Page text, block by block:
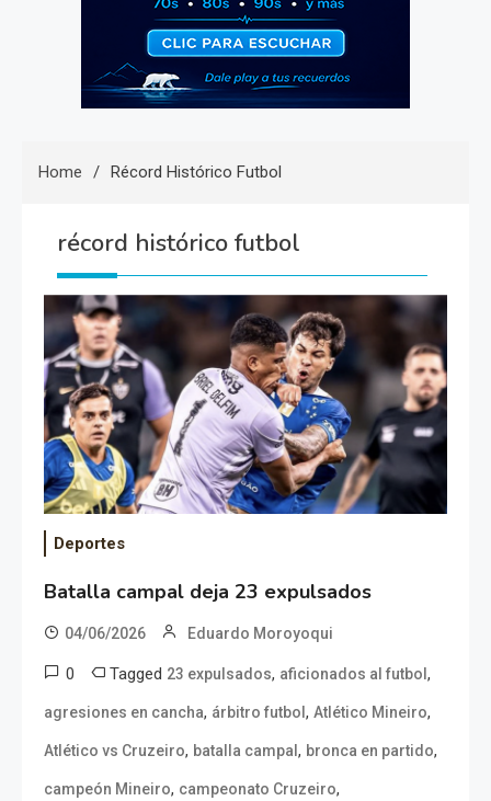
Home Récord Histórico Futbol
récord histórico futbol
Deportes
Batalla campal deja 23 expulsados
04/06/2026 Eduardo Moroyoqui
0 Tagged 23 expulsados, aficionados al futbol ,
agresiones en cancha, árbitro futbol , Atlético Mineiro,
Atlético vs Cruzeiro, batalla campal , bronca en partido,
campeón Mineiro, campeonato Cruzeiro,